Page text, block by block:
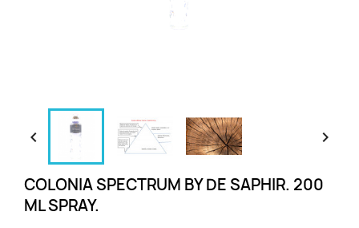
 
COLONIA SPECTRUM BY DE SAPHIR. 200
ML SPRAY.